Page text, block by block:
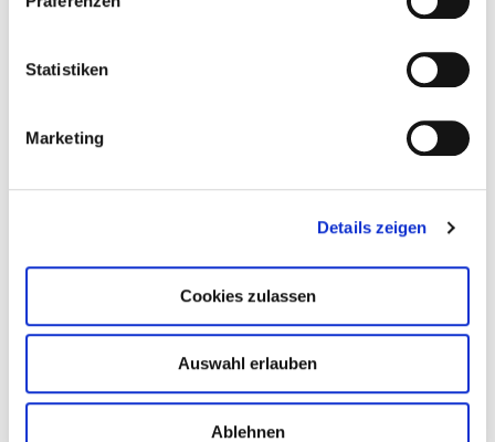
jederzeit widerrufen oder ändern zu können.
Statistiken
Marketing
Details zeigen
Cookies zulassen
Auswahl erlauben
Ablehnen
Biologin und Ernährungswissenschaftlerin
Die Power des Vagusnerv für einen entspannten
Darm und ausgeglichene Gefühle
Dr. med. univ. Stefan Rohrer
Internist und Gastroenterologe mit Schwerpunkt auf